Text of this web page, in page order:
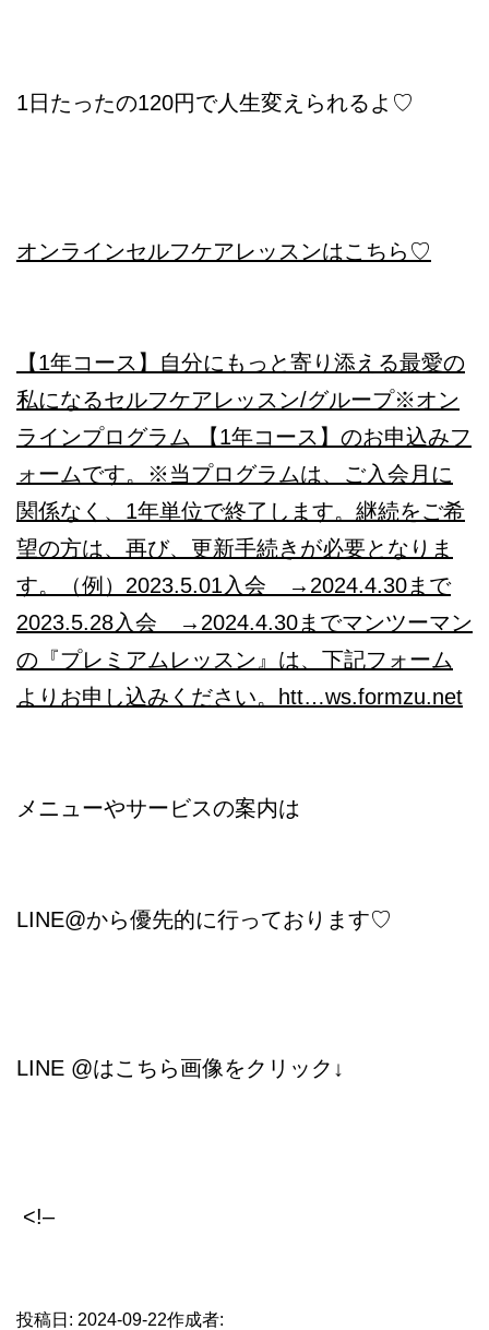
1日たったの120円で人生変えられるよ♡
オンラインセルフケアレッスンはこちら♡
【1年コース】自分にもっと寄り添える最愛の
私になるセルフケアレッスン/グループ※オン
ラインプログラム 【1年コース】のお申込みフ
ォームです。※当プログラムは、ご入会月に
関係なく、1年単位で終了します。継続をご希
望の方は、再び、更新手続きが必要となりま
す。（例）2023.5.01入会 →2024.4.30まで
2023.5.28入会 →2024.4.30までマンツーマン
の『プレミアムレッスン』は、下記フォーム
よりお申し込みください。htt…ws.formzu.net
メニューやサービスの案内は
LINE@から優先的に行っております♡
LINE @はこちら画像をクリック↓
<!–
投稿日: 2024-09-22作成者: